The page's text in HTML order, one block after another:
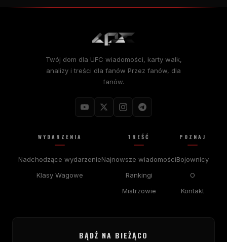
Twój dom dla UFC wiadomości, karty walk,
analizy i treści dla fanów Przez fanów, dla
fanów.
WYDARZENIA
Nadchodzące wydarzenie
Klasy Wagowe
TREŚĆ
Najnowsze wiadomości
Rankingi
Mistrzowie
POZNAJ
Bojownicy
O
Kontakt
BĄDŹ NA BIEŻĄCO